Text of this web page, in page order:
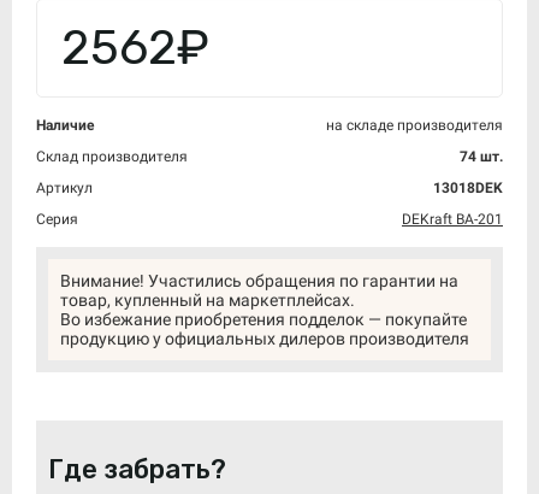
2562₽
Наличие
на складе производителя
Склад производителя
74 шт.
Артикул
13018DEK
Серия
DEKraft ВА-201
Внимание! Участились обращения по гарантии на
товар, купленный на маркетплейсах.
Во избежание приобретения подделок — покупайте
продукцию у официальных дилеров производителя
Где забрать?